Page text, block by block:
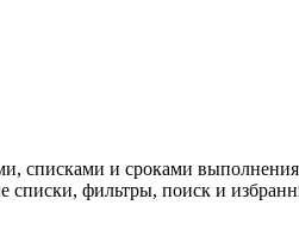
списками и сроками
фильтры, поиск и